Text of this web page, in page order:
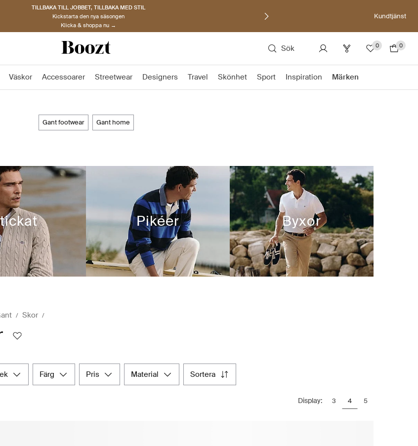
TILLBAKA TILL JOBBET, TILLBAKA MED STIL
Kickstarta den nya säsongen
Klicka & shoppa nu →
Kundtjänst
Sök 0 0
Väskor Accessoarer Streetwear Designers Travel Skönhet Sport Inspiration Märken
gant footwear gant home
Pikéer Byxor
Skor
färg pris material sortera
Display: 3 4 5